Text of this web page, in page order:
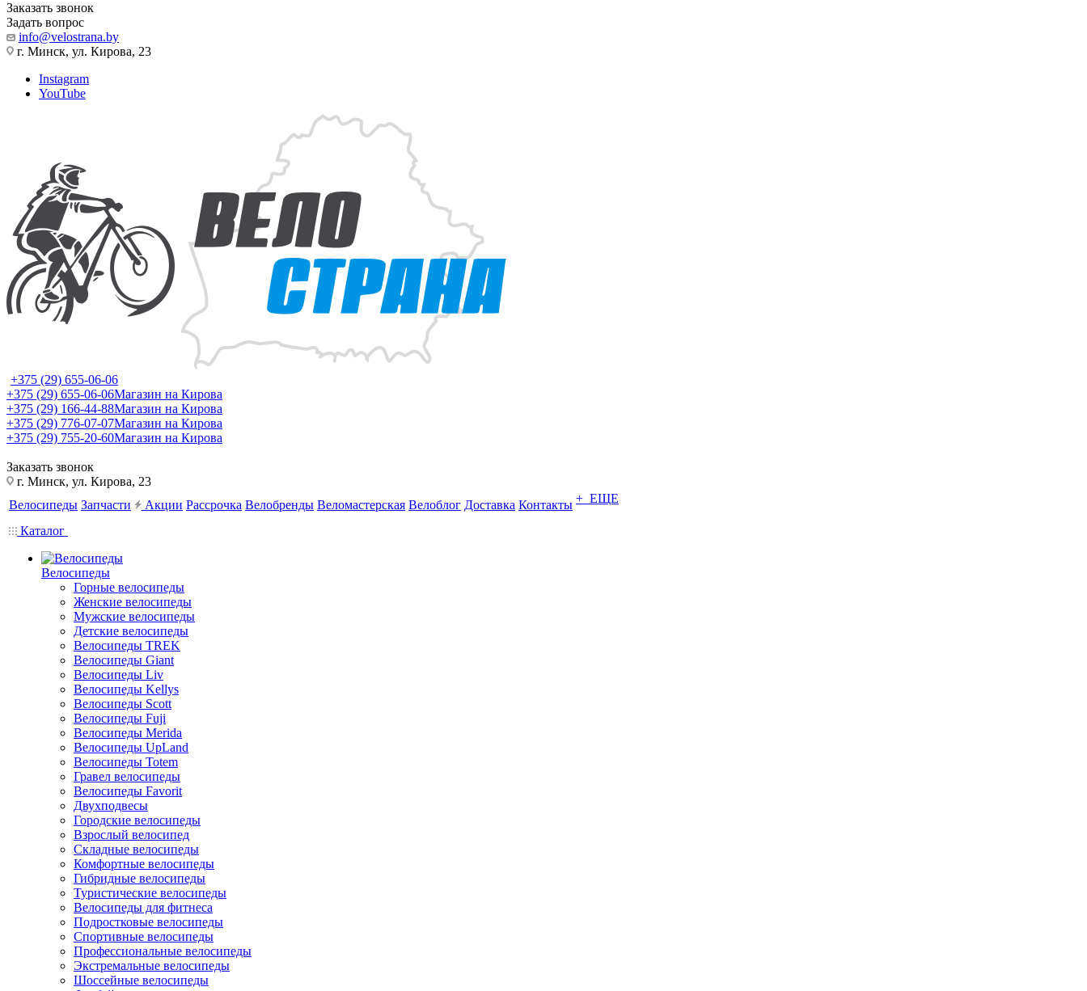
Заказать звонок
Задать вопрос
info@velostrana.by
г. Минск, ул. Кирова, 23
Instagram
YouTube
+375 (29) 655-06-06
+375 (29) 655-06-06Магазин на Кирова
+375 (29) 166-44-88Магазин на Кирова
+375 (29) 776-07-07Магазин на Кирова
+375 (29) 755-20-60Магазин на Кирова
Заказать звонок
г. Минск, ул. Кирова, 23
Велосипеды Запчасти Акции Рассрочка Велобренды Веломастерская Велоблог Доставка Контакты + ЕЩЕ
Каталог
Велосипеды
Горные велосипеды
Женские велосипеды
Мужские велосипеды
Детские велосипеды
Велосипеды TREK
Велосипеды Giant
Велосипеды Liv
Велосипеды Kellys
Велосипеды Scott
Велосипеды Fuji
Велосипеды Merida
Велосипеды UpLand
Велосипеды Totem
Гравел велосипеды
Велосипеды Favorit
Двухподвесы
Городские велосипеды
Взрослый велосипед
Складные велосипеды
Комфортные велосипеды
Гибридные велосипеды
Туристические велосипеды
Велосипеды для фитнеса
Подростковые велосипеды
Спортивные велосипеды
Профессиональные велосипеды
Экстремальные велосипеды
Шоссейные велосипеды